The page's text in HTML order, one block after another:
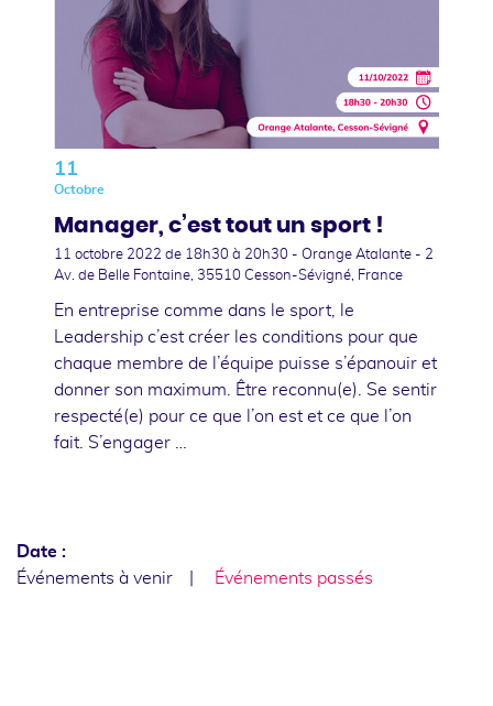
11
Octobre
Manager, c’est tout un sport !
11 octobre 2022 de 18h30 à 20h30 - Orange Atalante - 2
Av. de Belle Fontaine, 35510 Cesson-Sévigné, France
En entreprise comme dans le sport, le
Leadership c’est créer les conditions pour que
chaque membre de l’équipe puisse s’épanouir et
donner son maximum. Être reconnu(e). Se sentir
respecté(e) pour ce que l’on est et ce que l’on
fait. S’engager …
Date :
Événements à venir
Événements passés